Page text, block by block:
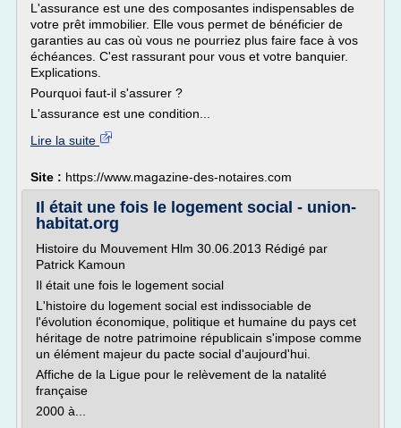
L'assurance est une des composantes indispensables de
votre prêt immobilier. Elle vous permet de bénéficier de
garanties au cas où vous ne pourriez plus faire face à vos
échéances. C'est rassurant pour vous et votre banquier.
Explications.
Pourquoi faut-il s'assurer ?
L'assurance est une condition...
Lire la suite
Site : https://www.magazine-des-notaires.com
Il était une fois le logement social - union-
habitat.org
Histoire du Mouvement Hlm 30.06.2013 Rédigé par
Patrick Kamoun
Il était une fois le logement social
L'histoire du logement social est indissociable de
l'évolution économique, politique et humaine du pays cet
héritage de notre patrimoine républicain s'impose comme
un élément majeur du pacte social d'aujourd'hui.
Affiche de la Ligue pour le relèvement de la natalité
française
2000 à...